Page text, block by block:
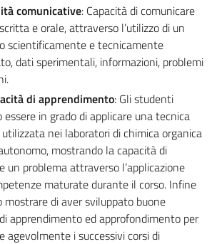
comunicative: Capacità di comunicare
e orale, attraverso l’utilizzo di un
scientificamente e tecnicamente
dati sperimentali, informazioni, problemi
di apprendimento: Gli studenti
essere in grado di applicare una tecnica
nei laboratori di chimica organica
mostrando la capacità di
un problema attraverso l’applicazione
maturate durante il corso. Infine
mostrare di aver sviluppato buone
apprendimento ed approfondimento per
agevolmente i successivi corsi di